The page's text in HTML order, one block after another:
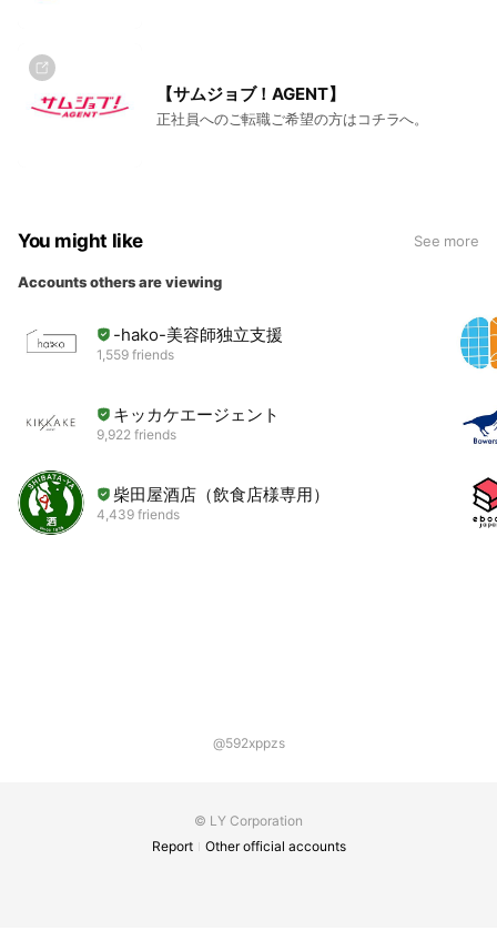
【サムジョブ！AGENT】
正社員へのご転職ご希望の方はコチラへ。
You might like See more
Accounts others are viewing
-hako-美容師独立支援
1,559 friends
キッカケエージェント
9,922 friends
柴田屋酒店（飲食店様専用）
4,439 friends
@592xppzs
© LY Corporation
Report
Other official accounts